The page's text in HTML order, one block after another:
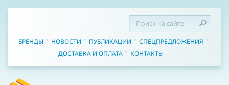
БРЕНДЫ НОВОСТИ ПУБЛИКАЦИИ
СПЕЦПРЕДЛОЖЕНИЯ
ДОСТАВКА И ОПЛАТА
КОНТАКТЫ